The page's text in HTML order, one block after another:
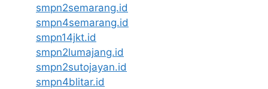
smpn2semarang.id
smpn4semarang.id
smpn14jkt.id
smpn2lumajang.id
smpn2sutojayan.id
smpn4blitar.id